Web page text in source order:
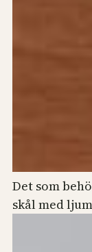
Det som
skål med